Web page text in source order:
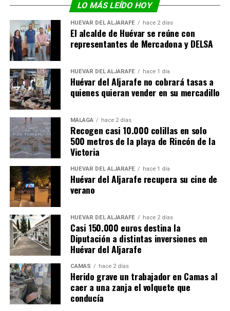
LO MÁS LEÍDO HOY
HUÉVAR DEL ALJARAFE hace 2 días
El alcalde de Huévar se reúne con
representantes de Mercadona y DELSA
HUÉVAR DEL ALJARAFE hace 1 día
Huévar del Aljarafe no cobrará tasas a
quienes quieran vender en su mercadillo
MÁLAGA hace 2 días
Recogen casi 10.000 colillas en solo
500 metros de la playa de Rincón de la
Victoria
HUÉVAR DEL ALJARAFE hace 1 día
Huévar del Aljarafe recupera su cine de
verano
HUÉVAR DEL ALJARAFE hace 2 días
Casi 150.000 euros destina la
Diputación a distintas inversiones en
Huévar del Aljarafe
CAMAS hace 2 días
Herido grave un trabajador en Camas al
caer a una zanja el volquete que
conducía